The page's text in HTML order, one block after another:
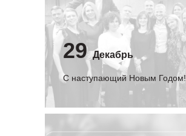
29 Декабрь
С наступающий Новым Годом!